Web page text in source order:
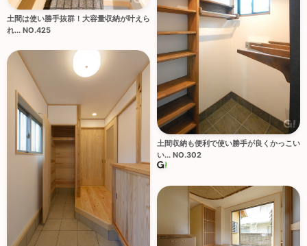
土間は使い勝手抜群！大容量収納が叶えら
れ... NO.425
土間収納も便利で使い勝手が良くかっこい
い... NO.302